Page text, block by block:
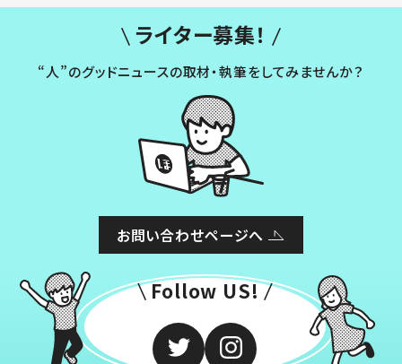
ライター募集！
“人”のグッドニュースの取材・執筆をしてみませんか？
お問い合わせページへ
Follow US!